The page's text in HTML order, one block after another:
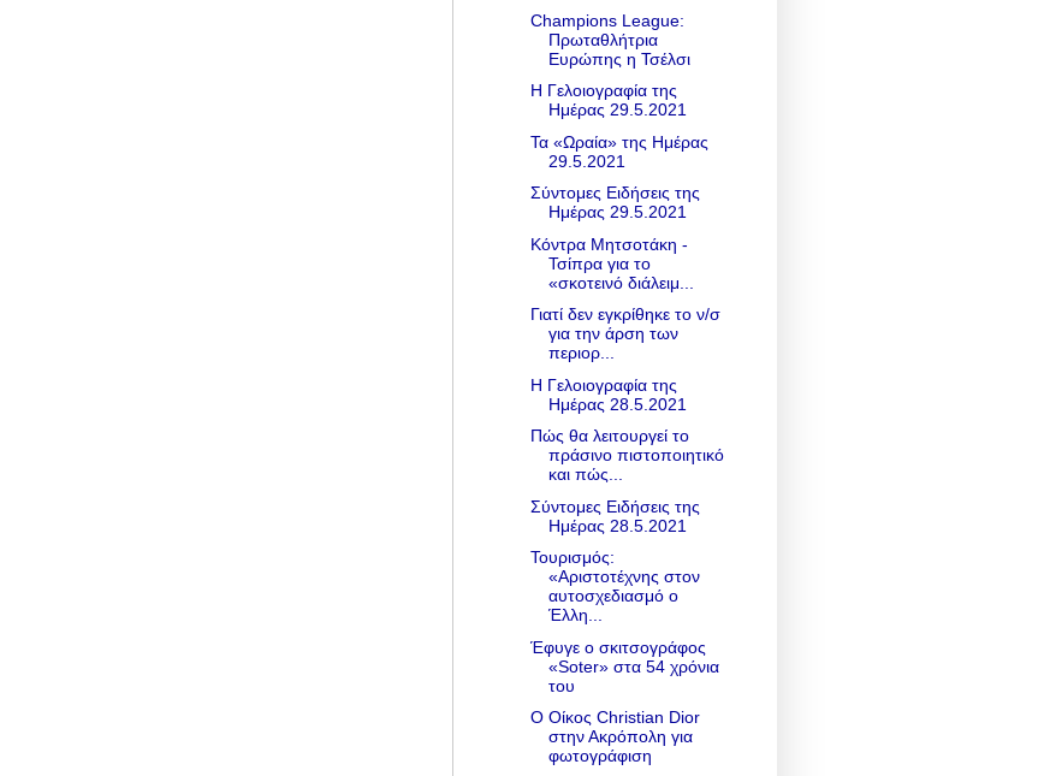
Champions League:
Πρωταθλήτρια
Ευρώπης η Τσέλσι
Η Γελοιογραφία της
Ημέρας 29.5.2021
Τα «Ωραία» της Ημέρας
29.5.2021
Σύντομες Ειδήσεις της
Ημέρας 29.5.2021
Κόντρα Μητσοτάκη -
Τσίπρα για το
«σκοτεινό διάλειμ...
Γιατί δεν εγκρίθηκε το ν/σ
για την άρση των
περιορ...
Η Γελοιογραφία της
Ημέρας 28.5.2021
Πώς θα λειτουργεί το
πράσινο πιστοποιητικό
και πώς...
Σύντομες Ειδήσεις της
Ημέρας 28.5.2021
Τουρισμός:
«Αριστοτέχνης στον
αυτoσχεδιασμό ο
Έλλη...
Έφυγε ο σκιτσογράφος
«Soter» στα 54 χρόνια
του
Ο Οίκος Christian Dior
στην Ακρόπολη για
φωτογράφιση